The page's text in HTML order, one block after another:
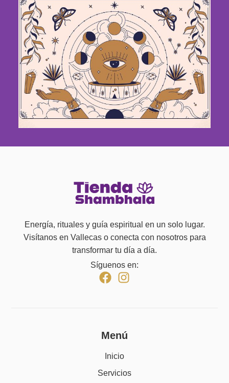
Energía, rituales y guía espiritual en un solo lugar.
Visítanos en Vallecas o conecta con nosotros para
transformar tu día a día.
Síguenos en:
Menú
Inicio
Servicios